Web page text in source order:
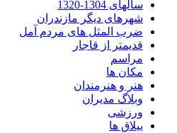
سالهای 1304-1320
شهرهای دیگر مازندران
ضرب المثل های مردم آمل
قدیمتر از قاجار
مراسم
مکان ها
هنر و هنرمندان
وبلاگ مدیران
ورزشی
ییلاق ها